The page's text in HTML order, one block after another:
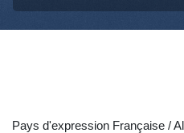
Pays d'expression Française /